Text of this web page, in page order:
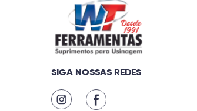
SIGA NOSSAS REDES